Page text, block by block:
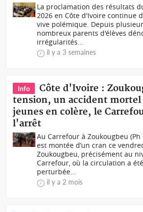
La proclamation des résultats
2026 en Côte d'Ivoire continue
vive polémique. Depuis
nombreux parents d'élèves
irrégularités...
il y a 3 semaines
Info
Côte d'Ivoire :
tension, un accident mortel
jeunes en colère, le
l'arrêt
Au Carrefour à Zoukougbeu (Ph
est montée d’un cran ce
Zoukougbeu, précisément au
Carrefour, où la circulation a
perturbée...
il y a 2 mois